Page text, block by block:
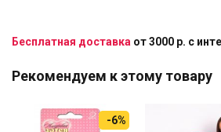
Бесплатная доставка от 3000 р. с
Рекомендуем к этому товару
-6%